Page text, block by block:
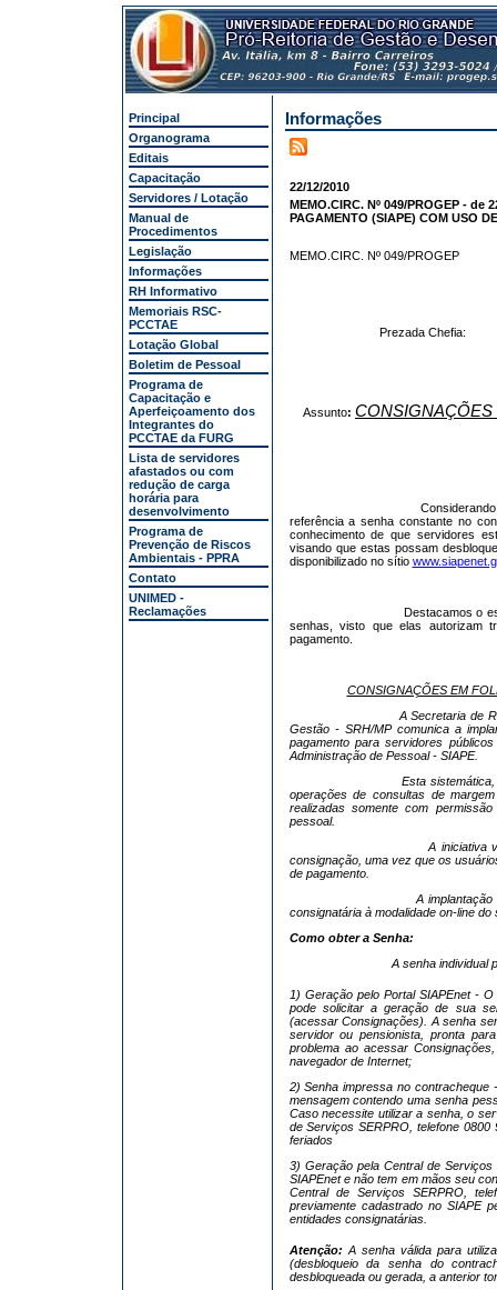
Principal
Organograma
Editais
Capacitação
Servidores / Lotação
Manual de
Procedimentos
Legislação
Informações
RH Informativo
Memoriais RSC-
PCCTAE
Lotação Global
Boletim de Pessoal
Programa de
Capacitação e
Aperfeiçoamento dos
Integrantes do
PCCTAE da FURG
Lista de servidores
afastados ou com
redução de carga
horária para
desenvolvimento
Programa de
Prevenção de Riscos
Ambientais - PPRA
Contato
UNIMED -
Reclamações
Informações
22/12/2010
MEMO.CIRC. Nº 049/PROGEP - de
PAGAMENTO (SIAPE) COM USO
MEMO.CIRC. Nº 049/PROGEP
Prezada Chefia:
Assunto:
referência a senha constante no
conhecimento de que servidores
visando que estas possam
disponibilizado no sítio
Destacamos o
senhas, visto que elas autorizam
pagamento.
CONSIGNAÇÕES EM
A Secretaria de
Gestão - SRH/MP comunica a
pagamentopara servidores públicos
Administração de Pessoal - SIAPE.
Esta
operações de consultas de
realizadas somente com
pessoal.
A iniciativa
consignação, uma vez que os
de pagamento.
A
consignatária à modalidade on-line do
Como obter a Senha:
A senha individual
1) Geração pelo Portal SIAPEnet -
pode solicitar a geração de sua
(acessar Consignações). A senha
servidor ou pensionista, pronta
problema ao acessar
navegador de Internet;
2) Senha impressa no
mensagem contendo uma senha
Caso necessite utilizar a senha, o
de Serviços SERPRO, telefone
feriados
3) Geração pela Central de
SIAPEnet e não tem em mãos seu
Central de Serviços SERPRO,
previamente cadastrado no SIAPE
entidades consignatárias.
Atenção: A senha válida para
(desbloqueio da senha do
desbloqueada ou gerada, a anterior